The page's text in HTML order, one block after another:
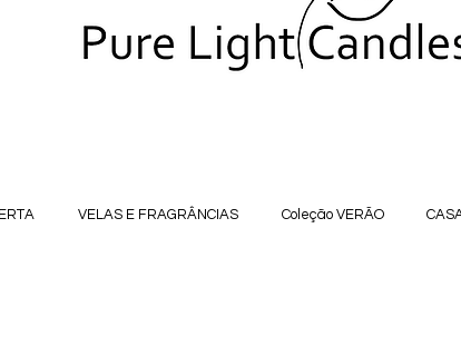
VELAS E FRAGRÂNCIAS Coleção VERÃO